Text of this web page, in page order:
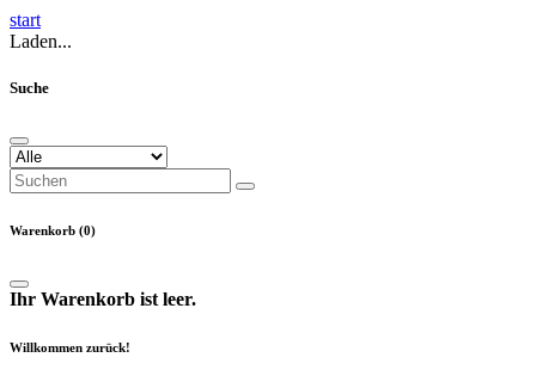
start
Laden...
Suche
Warenkorb (0)
Ihr Warenkorb ist leer.
Willkommen zurück!